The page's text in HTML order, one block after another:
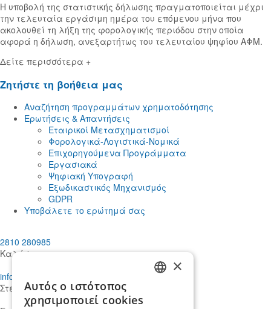
Η υποβολή της στατιστικής δήλωσης πραγματοποιείται μέχρι
την τελευταία εργάσιμη ημέρα του επόμενου μήνα που
ακολουθεί τη λήξη της φορολογικής περιόδου στην οποία
αφορά η δήλωση, ανεξαρτήτως του τελευταίου ψηφίου ΑΦΜ.
Δείτε περισσότερα +
Ζητήστε τη βοήθεια μας
Αναζήτηση προγραμμάτων χρηματοδότησης
Ερωτήσεις & Απαντήσεις
Εταιρικοί Μετασχηματισμοί
Φορολογικά-Λογιστικά-Νομικά
Επιχορηγούμενα Προγράμματα
Εργασιακά
Ψηφιακή Υπογραφή
Εξωδικαστικός Μηχανισμός
GDPR
Υποβάλετε το ερώτημά σας
2810 280985
Καλέστε μας
info@mdcstiakakis.gr
Στείλτε μας το μήνυμά σας
×
Αυτός ο ιστότοπος
χρησιμοποιεί cookies